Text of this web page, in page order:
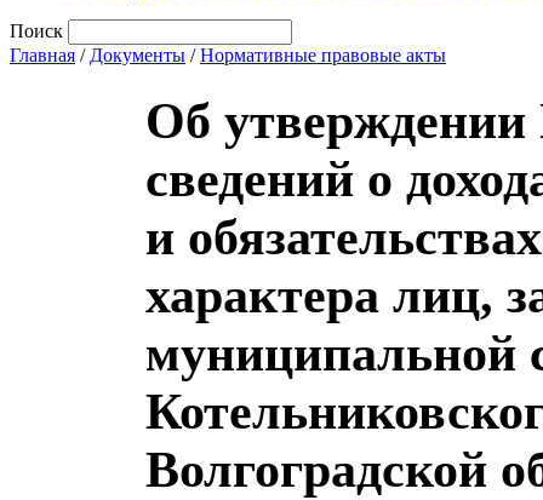
Поиск
Главная / Документы /Нормативные правовые акты
Об
сведений о
и
характера лиц,
муниципальной
Волгоградской